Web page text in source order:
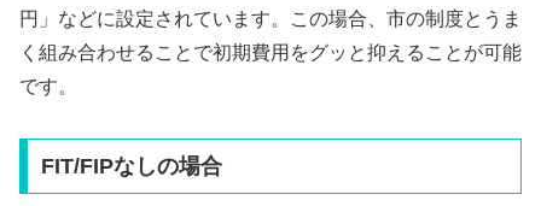
円」などに設定されています。この場合、市の制度とうま
く組み合わせることで初期費用をグッと抑えることが可能
です。
FIT/FIPなしの場合